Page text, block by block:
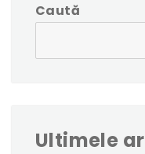
Caută
Ultimele